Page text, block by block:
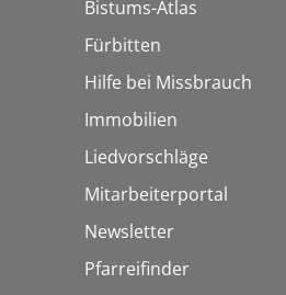
Bistums-Atlas
Fürbitten
Hilfe bei Missbrauch
Immobilien
Liedvorschläge
Mitarbeiterportal
Newsletter
Pfarreifinder